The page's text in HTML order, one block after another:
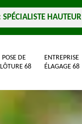
SPÉCIALISTE HAUTEUR
POSE DE
68
ENTREPRISE
ÉLAGAGE 68